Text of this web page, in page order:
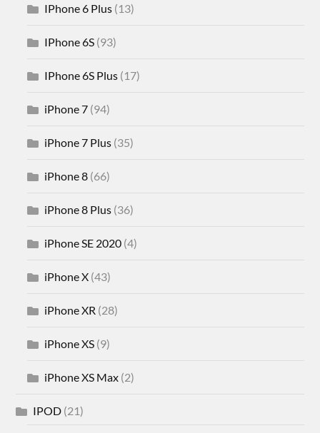
IPhone 6 Plus (13)
IPhone 6S (93)
IPhone 6S Plus (17)
iPhone 7 (94)
iPhone 7 Plus (35)
iPhone 8 (66)
iPhone 8 Plus (36)
iPhone SE 2020 (4)
iPhone X (43)
iPhone XR (28)
iPhone XS (9)
iPhone XS Max (2)
IPOD (21)